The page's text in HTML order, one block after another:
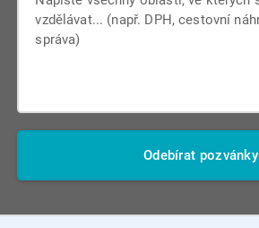
Odebírat pozvánky